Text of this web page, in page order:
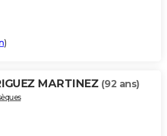
)
MARTINEZ (92 ans)